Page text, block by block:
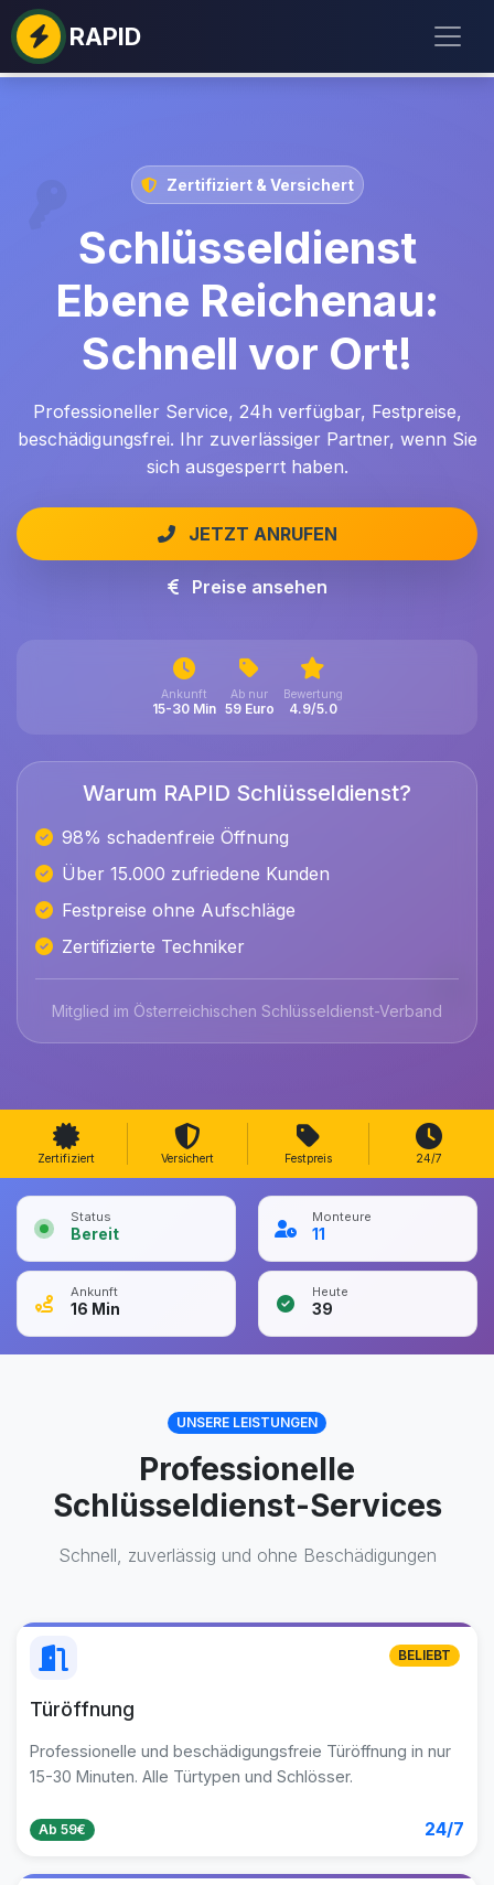
RAPID
Zertifiziert & Versichert
Schlüsseldienst
Ebene Reichenau:
Schnell vor Ort!
Professioneller Service, 24h verfügbar, Festpreise,
beschädigungsfrei. Ihr zuverlässiger Partner, wenn Sie
sich ausgesperrt haben.
JETZT ANRUFEN
Preise ansehen
Ankunft
15-30 Min
Ab nur
59 Euro
Bewertung
4.9/5.0
Warum RAPID Schlüsseldienst?
98% schadenfreie Öffnung
Über 15.000 zufriedene Kunden
Festpreise ohne Aufschläge
Zertifizierte Techniker
Mitglied im Österreichischen Schlüsseldienst-Verband
Zertifiziert Versichert Festpreis 24/7
Status
Bereit
Monteure
11
Ankunft
16 Min
Heute
39
UNSERE LEISTUNGEN
Professionelle
Schlüsseldienst-Services
Schnell, zuverlässig und ohne Beschädigungen
Türöffnung
Professionelle und beschädigungsfreie Türöffnung in nur
15-30 Minuten. Alle Türtypen und Schlösser.
Ab 59€ 24/7
BELIEBT